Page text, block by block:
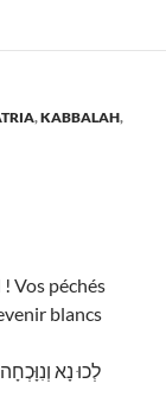
,KABBALAH,
Vos péchés
blancs
לְכוּ נָא